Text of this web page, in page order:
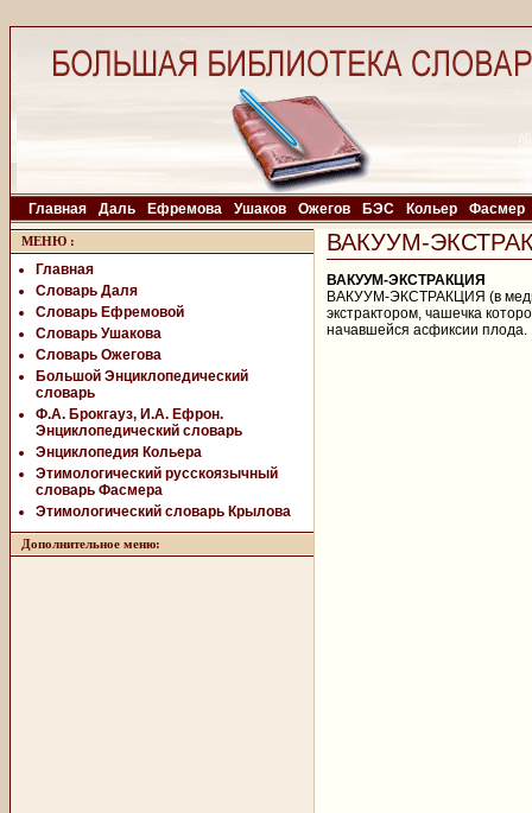
Главная Даль Ефремова Ушаков Ожегов БЭС Кольер Фасмер
МЕНЮ :
Главная
Словарь Даля
Словарь Ефремовой
Словарь Ушакова
Словарь Ожегова
Большой Энциклопедический
словарь
Ф.А. Брокгауз, И.А. Ефрон.
Энциклопедический словарь
Энциклопедия Кольера
Этимологический русскоязычный
словарь Фасмера
Этимологический словарь Крылова
Дополнительное меню:
ВАКУУМ-
ВАКУУМ-ЭКСТРАКЦИЯ
ВАКУУМ-ЭКСТРАКЦИЯ (в
экстрактором, чашечка
начавшейся асфиксии плода.